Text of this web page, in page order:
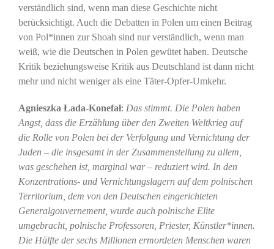
verständlich sind, wenn man diese Geschichte nicht
berücksichtigt. Auch die Debatten in Polen um einen Beitrag
von Pol*innen zur Shoah sind nur verständlich, wenn man
weiß, wie die Deutschen in Polen gewütet haben. Deutsche
Kritik beziehungsweise Kritik aus Deutschland ist dann nicht
mehr und nicht weniger als eine Täter-Opfer-Umkehr.
Agnieszka Łada-Konefał: Das stimmt. Die Polen haben
Angst, dass die Erzählung über den Zweiten Weltkrieg auf
die Rolle von Polen bei der Verfolgung und Vernichtung der
Juden – die insgesamt in der Zusammenstellung zu allem,
was geschehen ist, marginal war – reduziert wird. In den
Konzentrations- und Vernichtungslagern auf dem polnischen
Territorium, dem von den Deutschen eingerichteten
Generalgouvernement, wurde auch polnische Elite
umgebracht, polnische Professoren, Priester, Künstler*innen.
Die Hälfte der sechs Millionen ermordeten Menschen waren